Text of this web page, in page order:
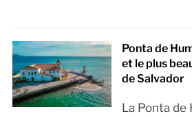
Ponta de
et le plus
de Salvador
La Ponta de